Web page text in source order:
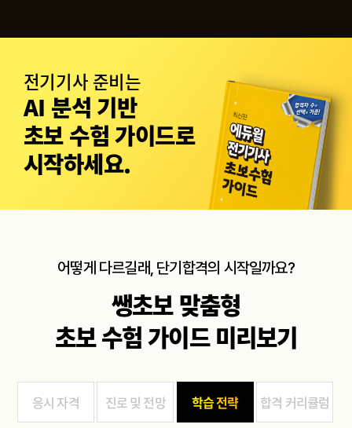
전기기사 준비는
AI 분석 기반
초보 수험 가이드로
시작하세요.
어떻게 다르길래, 단기합격의 시작일까요?
쌩초보 맞춤형
초보 수험 가이드 미리보기
응시 자격 진로 및 전망 학습 전략 합격 커리큘럼